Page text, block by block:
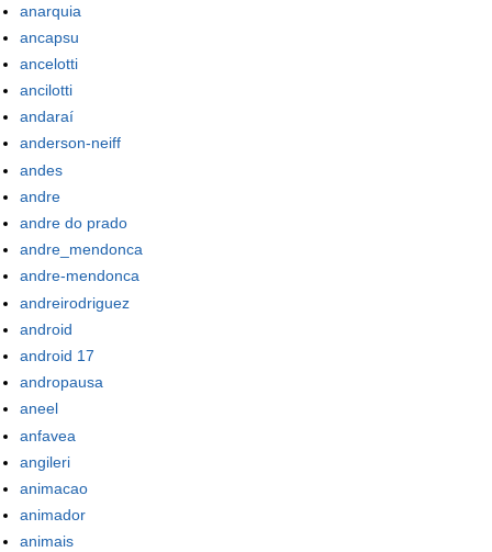
anarquia
ancapsu
ancelotti
ancilotti
andaraí
anderson-neiff
andes
andre
andre do prado
andre_mendonca
andre-mendonca
andreirodriguez
android
android 17
andropausa
aneel
anfavea
angileri
animacao
animador
animais